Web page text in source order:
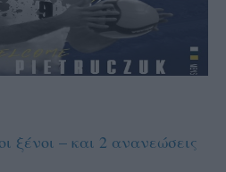
ξένοι – και 2 ανανεώσεις